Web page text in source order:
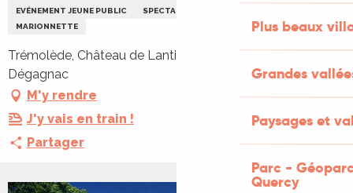
Plus beaux
Grandes
Paysages et
Parc -
Quercy
EVÉNEMENT JEUNE PUBLIC
SPECTACLE
MARIONNETTE
Trémolède, Château de Lantis, Trémolède, 46340
Dégagnac
M'y rendre
J'y vais en train !
Partager